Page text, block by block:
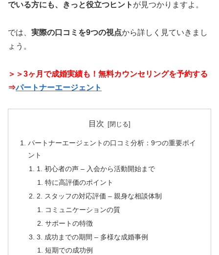
でいる方にも、きっと役立つヒント が見つかりますよ。
では、 実際の口コミを9つの視点から詳しく見ていきまし
ょう。
＞＞3ヶ月で成婚実績も！無料カウンセリングを予約する
⇒パートナーエージェント
目次
パートナーエージェントの口コミ分析：9つの重要ポイ
ント
1. 初心者の声 – 入会から活動開始まで
特に高評価のポイント
2. スタッフの対応評価 – 親身な相談体制
コミュニケーションの質
サポートの特徴
3. 成功までの期間 – 多様な成婚事例
短期での成功例